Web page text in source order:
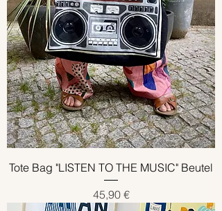
Tote Bag "LISTEN TO THE MUSIC" Beutel
Preis
45,90 €